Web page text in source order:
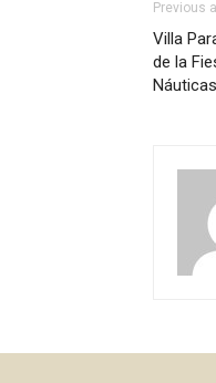
Previous
Villa
de la
Náuticas